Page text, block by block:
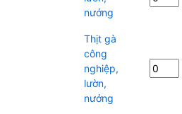
nướng
Thịt gà
công
nghiệp,
lườn,
nướng